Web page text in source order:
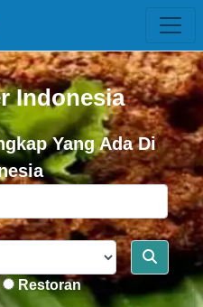
Indonesia
Yang Ada Di
Restoran